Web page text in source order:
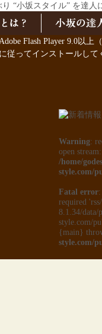
Flash Player 9.0以上
従ってインストールして
Warning:
open
/home/
style.com/
Fatal error
required
8.1.34/data/
style.com/
{main}
style.com/